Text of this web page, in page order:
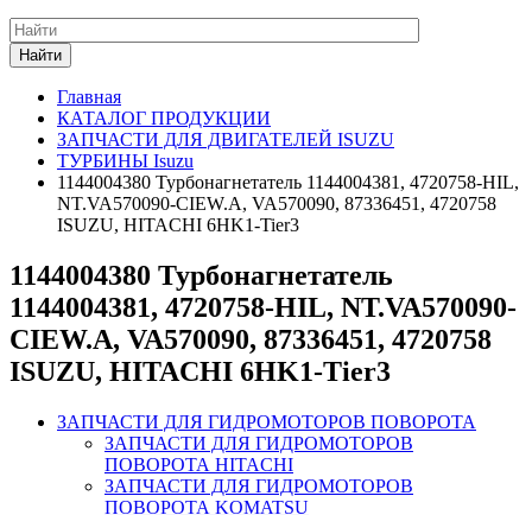
Найти
Главная
КАТАЛОГ ПРОДУКЦИИ
ЗАПЧАСТИ ДЛЯ ДВИГАТЕЛЕЙ ISUZU
ТУРБИНЫ Isuzu
1144004380 Турбонагнетатель 1144004381, 4720758-HIL,
NT.VA570090-CIEW.A, VA570090, 87336451, 4720758
ISUZU, HITACHI 6HK1-Tier3
1144004380 Турбонагнетатель
1144004381, 4720758-HIL, NT.VA570090-
CIEW.A, VA570090, 87336451, 4720758
ISUZU, HITACHI 6HK1-Tier3
ЗАПЧАСТИ ДЛЯ ГИДРОМОТОРОВ ПОВОРОТА
ЗАПЧАСТИ ДЛЯ ГИДРОМОТОРОВ
ПОВОРОТА HITACHI
ЗАПЧАСТИ ДЛЯ ГИДРОМОТОРОВ
ПОВОРОТА KOMATSU